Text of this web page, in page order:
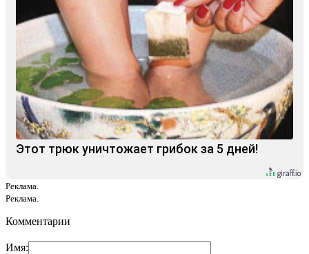
Этот трюк уничтожает грибок за 5 дней!
Реклама.
Реклама.
Комментарии
Имя: